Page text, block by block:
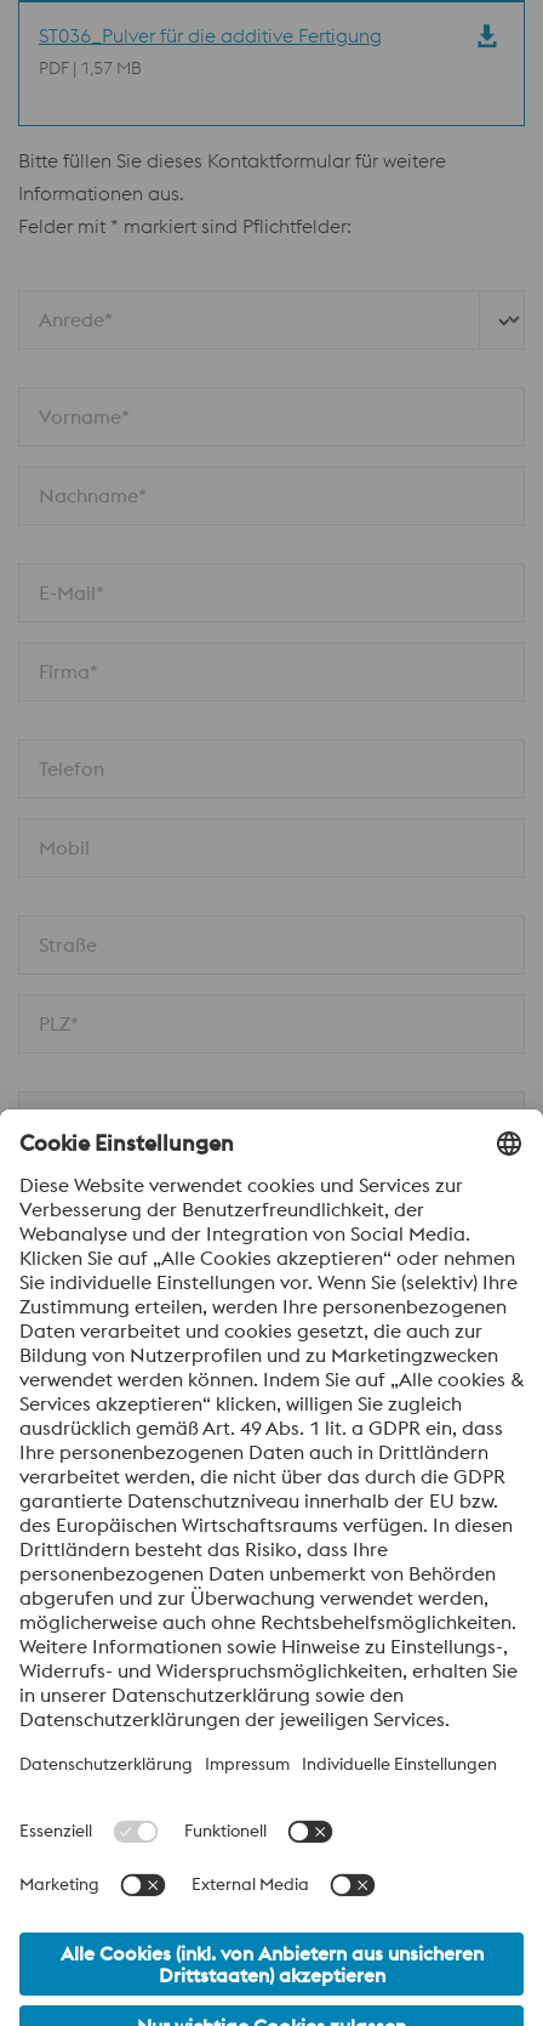
ST036_Pulver für die additive Fertigung
PDF | 1,57 MB
Bitte füllen Sie dieses Kontaktformular für weitere
Informationen aus.
Felder mit * markiert sind Pflichtfelder:
Anrede*
Vorname*
Nachname*
E-Mail*
Firma*
Telefon
Mobil
Straße
PLZ*
Nachricht*
Ich möchte über voestalpine Neuigkeiten
automatisch informiert werden.
SENDEN
Anti-Roboter-Verifizierung
Hier klicken
FriendlyCaptcha ⇗
voestalpine High Performance Metals International
GmbH
Die voestalpine High Performance Metals International GmbH ist
eine österreichische Vertriebsgesellschaft der High Performance
Metals Division des voestalpine-Konzerns. Die Division
Produktsegmente und ist weltweit Marktführer für
Werkzeugstähle und Sonderwerkstoffe.
voestalpine Group Navigation
© 2026 voestalpine High Performance Metals International
GmbH